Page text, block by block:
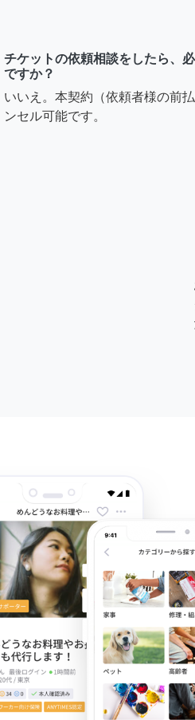
チケットの依頼相談をしたら、
ですか？
いいえ。本契約（依頼者様の前
ンセル可能です。